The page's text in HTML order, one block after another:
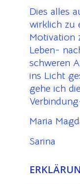
Dies alles
wirklich zu
Motivation
Leben-
schweren
ins Licht
gehe ich
Maria
Sarina